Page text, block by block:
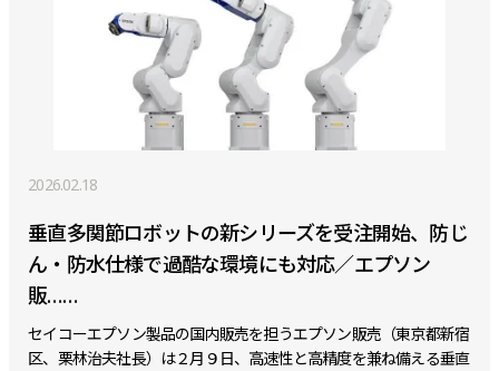
2026.02.18
垂直多関節ロボットの新シリーズを受注開始、防じ
ん・防水仕様で過酷な環境にも対応／エプソン
販……
セイコーエプソン製品の国内販売を担うエプソン販売（東京都新宿
区、栗林治夫社長）は２月９日、高速性と高精度を兼ね備える垂直